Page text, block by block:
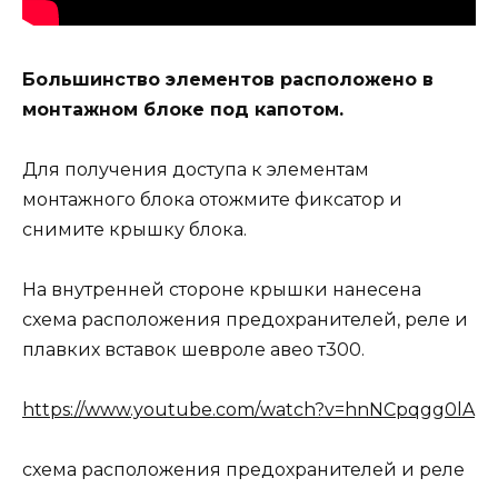
Большинство элементов расположено в
монтажном блоке под капотом.
Для получения доступа к элементам
монтажного блока отожмите фиксатор и
снимите крышку блока.
На внутренней стороне крышки нанесена
схема расположения предохранителей, реле и
плавких вставок шевроле авео т300.
https://www.youtube.com/watch?v=hnNCpqgg0lA
схема расположения предохранителей и реле